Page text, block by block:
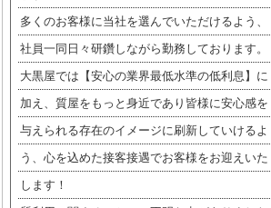
多くのお客様に当社を選んでいただけるよう、
社員一同日々研鑽しながら勤務しております。
大黒屋では【安心の業界最低水準の低利息】に
加え、質屋をもっと身近であり皆様に安心感を
与えられる存在のイメージに刷新していけるよ
う、心を込めた接客接遇でお客様をお迎えいた
します！